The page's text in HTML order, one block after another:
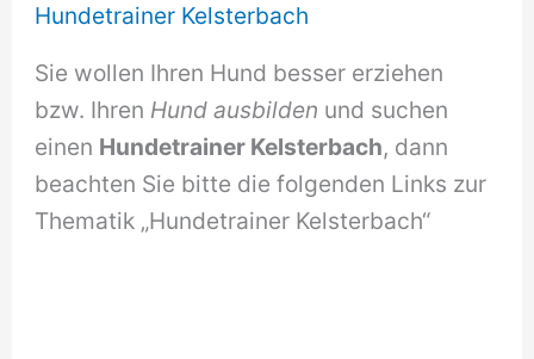
Hundetrainer Kelsterbach
Sie wollen Ihren Hund besser erziehen
bzw. Ihren Hund ausbilden und suchen
einen Hundetrainer Kelsterbach, dann
beachten Sie bitte die folgenden Links zur
Thematik „Hundetrainer Kelsterbach“